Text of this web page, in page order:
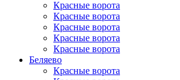
Красные ворота
Красные ворота
Красные ворота
Красные ворота
Красные ворота
Беляево
Красные ворота